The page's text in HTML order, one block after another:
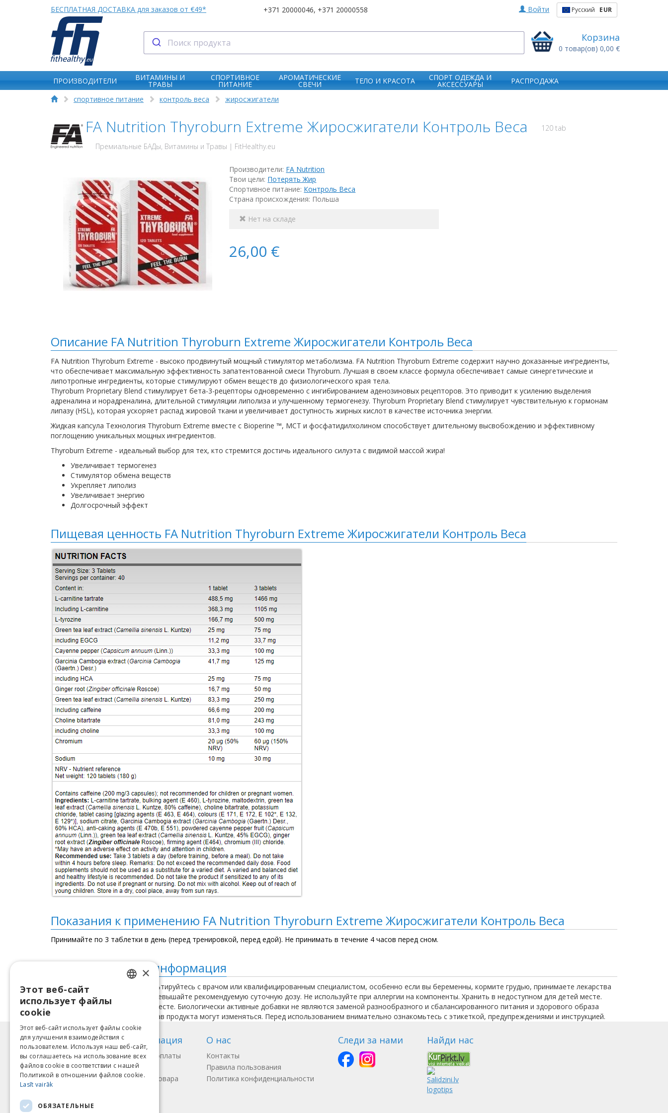
БЕСПЛАТНАЯ ДОСТАВКА для заказов от €49* +371 20000046, +371 20000558 Войти Русский EUR
Корзина
0 товар(ов) 0,00 €
ПРОИЗВОДИТЕЛИ ВИТАМИНЫ И
ТРАВЫ
СПОРТИВНОЕ
ПИТАНИЕ
АРОМАТИЧЕСКИЕ
СВЕЧИ ТЕЛО И KРАСОТА СПОРТ ОДЕЖДА И
АКСЕССУАРЫ
РАСПРОДАЖА
спортивное питание
контроль веса жиросжигатели
FA Nutrition Thyroburn Extreme Жиросжигатели Контроль Веса
120 tab
Премиальные БАДы, Витамины и Травы | FitHealthy.eu
Производители: FA Nutrition
Твои цели: Потерять Жир
Спортивное питание: Контроль Веса
Страна происхождения: Польша
Нет на складе
26,00 €
Описание FA Nutrition Thyroburn Extreme Жиросжигатели Контроль Веса
FA Nutrition Thyroburn Extreme - высоко продвинутый мощный стимулятор метаболизма. FA Nutrition Thyroburn Extreme содержит научно доказанные ингредиенты,
что обеспечивает максимальную эффективность запатентованной смеси Thyroburn. Лучшая в своем классе формула обеспечивает самые синергетические и
липотропные ингредиенты, которые стимулируют обмен веществ до физиологического края тела.
Thyroburn Proprietary Blend стимулирует бета-3-рецепторы одновременно с ингибированием аденозиновых рецепторов. Это приводит к усилению выделения
адреналина и норадреналина, длительной стимуляции липолиза и улучшенному термогенезу. Thyroburn Proprietary Blend стимулирует чувствительную к гормонам
липазу (HSL), которая ускоряет распад жировой ткани и увеличивает доступность жирных кислот в качестве источника энергии.
Жидкая капсула Технология Thyroburn Extreme вместе с Bioperine ™, MCT и фосфатидилхолином способствует длительному высвобождению и эффективному
поглощению уникальных мощных ингредиентов.
Thyroburn Extreme - идеальный выбор для тех, кто стремится достичь идеального силуэта с видимой массой жира!
Увеличивает термогенез
Стимулятор обмена веществ
Укрепляет липолиз
Увеличивает энергию
Долгосрочный эффект
Пищевая ценность FA Nutrition Thyroburn Extreme Жиросжигатели Контроль Веса
Показания к применению FA Nutrition Thyroburn Extreme Жиросжигатели Контроль Веса
Принимайте по 3 таблетки в день (перед тренировкой, перед едой). Не принимать в течение 4 часов перед сном.
Дополнительная информация
Перед применением проконсультируйтесь с врачом или квалифицированным специалистом, особенно если вы беременны, кормите грудью, принимаете лекарства
или имеете заболевания. Не превышайте рекомендуемую суточную дозу. Не используйте при аллергии на компоненты. Хранить в недоступном для детей месте.
Хранить в прохладном, сухом месте. Биологически активные добавки не являются заменой разнообразного и сбалансированного питания и здорового образа
жизни. Важно: Упаковка и состав продукта могут изменяться. Перед использованием внимательно ознакомьтесь с этикеткой, предупреждениями и инструкцией.
Информация
Способы оплаты
Доставка
Возврат товара
О нас
Контакты
Правила пользования
Политика конфиденциальности
Следи за нами Найди нас
Мы принимаем
LITHUANIAN
ESTONIAN
RUSSIAN
×
Этот веб-сайт
использует файлы
cookie
Этот веб-сайт использует файлы cookie
для улучшения взаимодействия с
пользователем. Используя наш веб-сайт,
вы соглашаетесь на использование всех
файлов cookie в соответствии с нашей
Политикой в ​​отношении файлов cookie.
Lasīt vairāk
ОБЯЗАТЕЛЬНЫЕ